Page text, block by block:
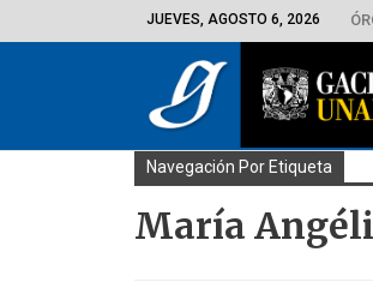
JUEVES, AGOSTO 6, 2026
Navegación Por Etiqueta
María